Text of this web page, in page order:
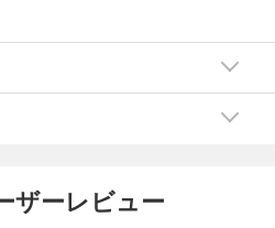
ザーレビュー